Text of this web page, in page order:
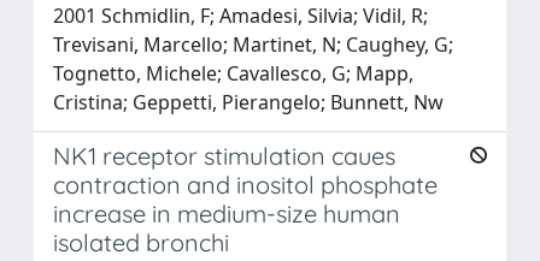
2001 Schmidlin, F; Amadesi, Silvia; Vidil, R;
Trevisani, Marcello; Martinet, N; Caughey, G;
Tognetto, Michele; Cavallesco, G; Mapp,
Cristina; Geppetti, Pierangelo; Bunnett, Nw
NK1 receptor stimulation caues
contraction and inositol phosphate
increase in medium-size human
isolated bronchi